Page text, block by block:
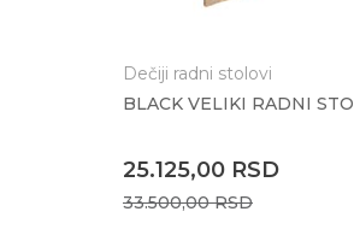
Dečiji radni stolovi
BLACK VELIKI RADNI STO
25.125,00 RSD
33.500,00RSD